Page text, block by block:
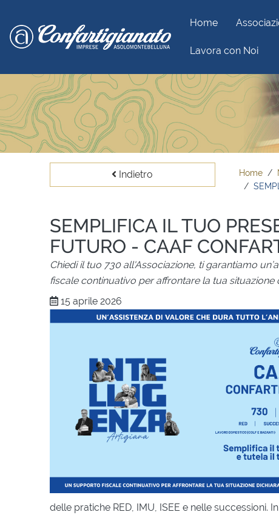
Home
Lavora con Noi
Indietro Home
SEMPLIFICA IL TUO
FUTURO - CAAF
Chiedi il tuo 730 all'Associazione, ti garantiamo
fiscale continuativo per affrontare la tua situazione
15 aprile 2026
delle pratiche RED, IMU, ISEE e nelle successioni.